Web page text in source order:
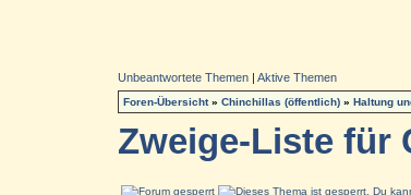
Unbeantwortete Themen| Aktive Themen
Foren-Übersicht» Chinchillas (öffentlich)» Haltung
Zweige-Liste für